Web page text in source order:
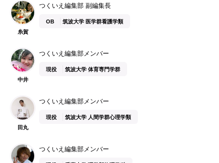
糸賀
つくいえ編集部 副編集長
OB 筑波大学 医学群看護学類
中井
つくいえ編集部メンバー
現役 筑波大学 体育専門学群
田丸
つくいえ編集部メンバー
現役 筑波大学 人間学群心理学類
つくいえ編集部メンバー